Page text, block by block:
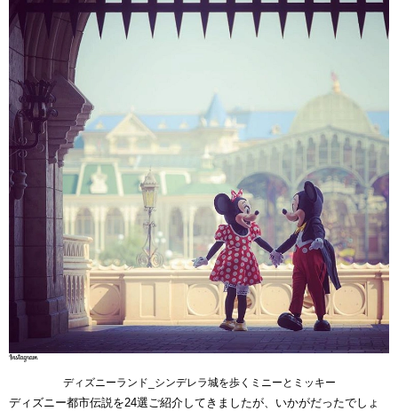
ディズニーランド_シンデレラ城を歩くミニーとミッキー
ディズニー都市伝説を24選ご紹介してきましたが、いかがだったでしょ